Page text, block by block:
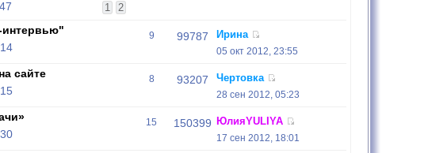
1 2
9 99787 Ирина
05 окт 2012, 23:55
сайте 8 93207 Чертовка
28 сен 2012, 05:23
15 150399 ЮлияYULIYA
17 сен 2012, 18:01